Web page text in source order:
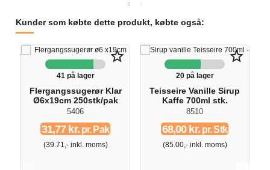
Kunder som købte dette produkt, købte også:
star_border
41 på lager
Flergangssugerør Klar
Ø6x19cm 250stk/pak
5406
31,77 kr.pr. Pak
(39.71,- inkl. moms)
star_border
20 på lager
Teisseire Vanille Sirup
Kaffe 700ml stk.
8510
68,00 kr.pr. Stk
(85.00,- inkl. moms)